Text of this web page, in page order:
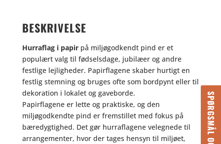
BESKRIVELSE
Hurraflag i papirpå miljøgodkendt pind er et
populært valg til fødselsdage, jubilæer og andre
festlige lejligheder. Papirflagene skaber hurtigt en
festlig stemning og bruges ofte som bordpynt eller til
dekoration i lokalet og gaveborde.
Papirflagene er lette og praktiske, og den
miljøgodkendte pind er fremstillet med fokus på
bæredygtighed. Det gør hurraflagene velegnede til
arrangementer, hvor der tages hensyn til miljøet,